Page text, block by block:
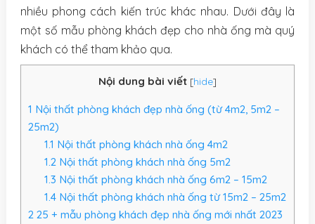
nhiều phong cách kiến trúc khác nhau. Dưới đây là
một số mẫu phòng khách đẹp cho nhà ống mà quý
khách có thể tham khảo qua.
Nội dung bài viết [hide]
1 Nội thất phòng khách đẹp nhà ống (từ 4m2, 5m2 –
25m2)
1.1 Nội thất phòng khách nhà ống 4m2
1.2Nội thất phòng khách nhà ống 5m2
1.3 Nội thất phòng khách nhà ống 6m2 – 15m2
1.4Nội thất phòng khách nhà ống từ 15m2 – 25m2
225 + mẫu phòng khách đẹp nhà ống mới nhất 2023